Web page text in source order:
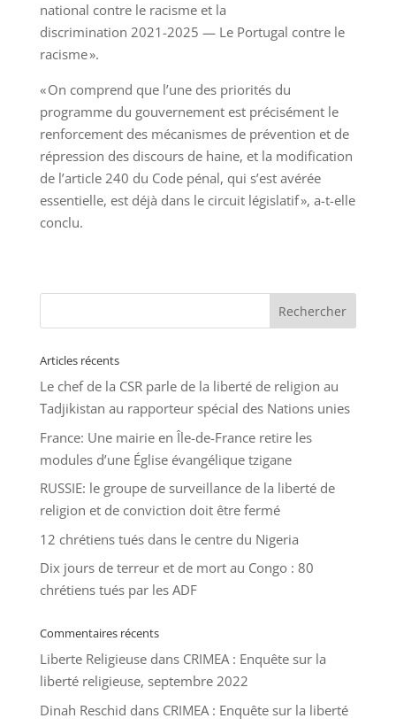
national contre le racisme et la
discrimination 2021-2025 — Le Portugal contre le
racisme ».
« On comprend que l’une des priorités du
programme du gouvernement est précisément le
renforcement des mécanismes de prévention et de
répression des discours de haine, et la modification
de l’article 240 du Code pénal, qui s’est avérée
essentielle, est déjà dans le circuit législatif », a-t-elle
conclu.
Articles récents
Le chef de la CSR parle de la liberté de religion au
Tadjikistan au rapporteur spécial des Nations unies
France: Une mairie en Île-de-France retire les
modules d’une Église évangélique tzigane
RUSSIE: le groupe de surveillance de la liberté de
religion et de conviction doit être fermé
12 chrétiens tués dans le centre du Nigeria
Dix jours de terreur et de mort au Congo : 80
chrétiens tués par les ADF
Commentaires récents
Liberte Religieusedans CRIMEA : Enquête sur la
liberté religieuse, septembre 2022
Dinah Reschid dans CRIMEA : Enquête sur la liberté